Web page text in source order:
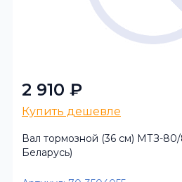
2 910 ₽
Купить дешевле
Вал тормозной (36 см) МТЗ-
Беларусь)